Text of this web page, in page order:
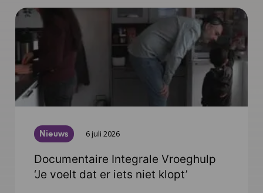
Nieuws 6 juli 2026
Documentaire Integrale Vroeghulp
‘Je voelt dat er iets niet klopt’